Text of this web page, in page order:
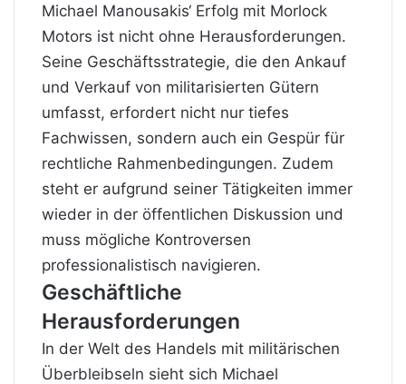
Michael Manousakis‘ Erfolg mit Morlock
Motors ist nicht ohne Herausforderungen.
Seine Geschäftsstrategie, die den Ankauf
und Verkauf von militarisierten Gütern
umfasst, erfordert nicht nur tiefes
Fachwissen, sondern auch ein Gespür für
rechtliche Rahmenbedingungen. Zudem
steht er aufgrund seiner Tätigkeiten immer
wieder in der öffentlichen Diskussion und
muss mögliche Kontroversen
professionalistisch navigieren.
Geschäftliche
Herausforderungen
In der Welt des Handels mit militärischen
Überbleibseln sieht sich Michael